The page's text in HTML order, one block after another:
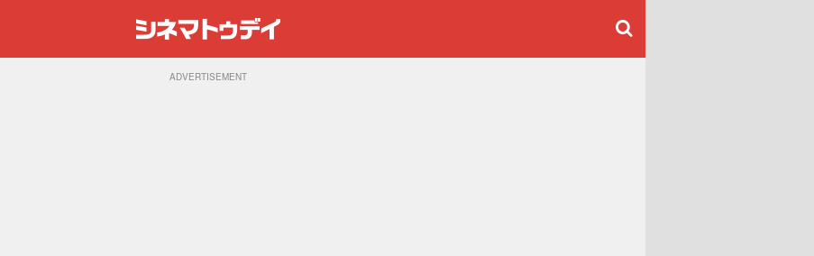
ADVERTISEMENT